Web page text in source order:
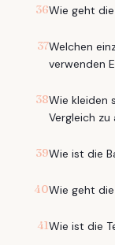
36Wie geht
37Welchen
verwenden
38Wie kleiden
Vergleich
39Wie ist die
40Wie geht
41Wie ist die